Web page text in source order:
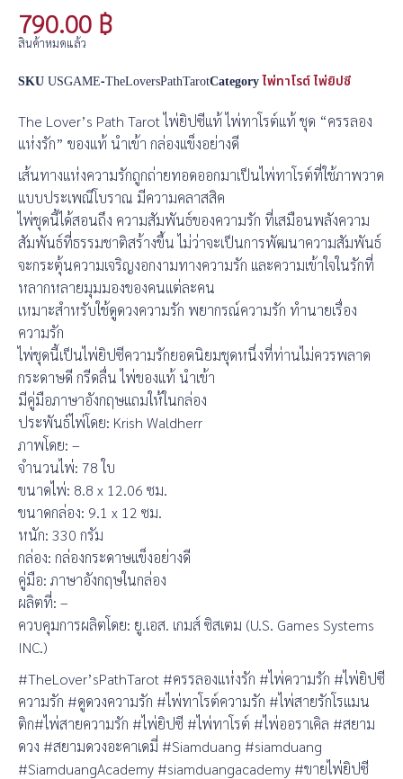
790.00 ฿
สินค้าหมดแล้ว
SKUUSGAME-TheLoversPathTarotCategoryไพ่ทาโรต์ ไพ่ยิปซี
The Lover’s Path Tarot ไพ่ยิปซีแท้ ไพ่ทาโรต์แท้ ชุด “ครรลอง
แห่งรัก” ของแท้ นำเข้า กล่องแข็งอย่างดี
เส้นทางแห่งความรักถูกถ่ายทอดออกมาเป็นไพ่ทาโรต์ที่ใช้ภาพวาด
แบบประเพณีโบราณ มีความคลาสสิค
ไพ่ชุดนี้ได้สอนถึง ความสัมพันธ์ของความรัก ที่เสมือนพลังความ
สัมพันธ์ที่ธรรมชาติสร้างขึ้น ไม่ว่าจะเป็นการพัฒนาความสัมพันธ์
จะกระตุ้นความเจริญงอกงามทางความรัก และความเข้าใจในรักที่
หลากหลายมุมมองของคนแต่ละคน
เหมาะสำหรับใช้ดูดวงความรัก พยากรณ์ความรัก ทำนายเรื่อง
ความรัก
ไพ่ชุดนี้เป็นไพ่ยิปซีความรักยอดนิยมชุดหนึ่งที่ท่านไม่ควรพลาด
กระดาษดี กรีดลื่น ไพ่ของแท้ นำเข้า
มีคู่มือภาษาอังกฤษแถมให้ในกล่อง
ประพันธ์ไพ่โดย: Krish Waldherr
ภาพโดย: –
จำนวนไพ่: 78 ใบ
ขนาดไพ่: 8.8 x 12.06 ซม.
ขนาดกล่อง: 9.1 x 12 ซม.
หนัก: 330 กรัม
กล่อง: กล่องกระดาษแข็งอย่างดี
คู่มือ: ภาษาอังกฤษในกล่อง
ผลิตที่: –
ควบคุมการผลิตโดย: ยู.เอส. เกมส์ ซิสเตม (U.S. Games Systems
INC.)
#TheLover’sPathTarot #ครรลองแห่งรัก #ไพ่ความรัก #ไพ่ยิปซี
ความรัก #ดูดวงความรัก #ไพ่ทาโรต์ความรัก #ไพ่สายรักโรแมน
ติก#ไพ่สายความรัก #ไพ่ยิปซี #ไพ่ทาโรต์ #ไพ่ออราเคิล #สยาม
ดวง #สยามดวงอะคาเดมี่ #Siamduang #siamduang
#SiamduangAcademy #siamduangacademy #ขายไพ่ยิปซี